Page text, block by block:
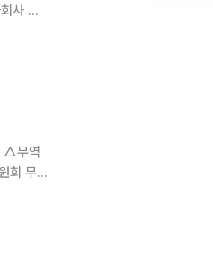
△무역
회 무역